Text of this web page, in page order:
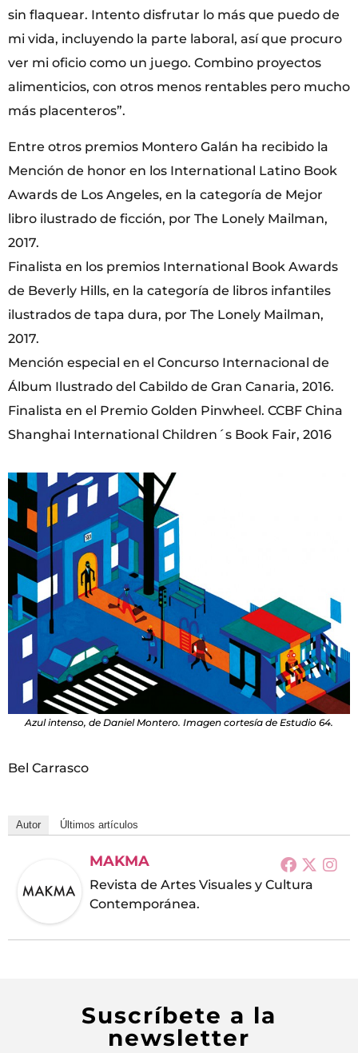
sin flaquear. Intento disfrutar lo más que puedo de
mi vida, incluyendo la parte laboral, así que procuro
ver mi oficio como un juego. Combino proyectos
alimenticios, con otros menos rentables pero mucho
más placenteros”.
Entre otros premios Montero Galán ha recibido la
Mención de honor en los International Latino Book
Awards de Los Angeles, en la categoría de Mejor
libro ilustrado de ficción, por The Lonely Mailman,
2017.
Finalista en los premios International Book Awards
de Beverly Hills, en la categoría de libros infantiles
ilustrados de tapa dura, por The Lonely Mailman,
2017.
Mención especial en el Concurso Internacional de
Álbum Ilustrado del Cabildo de Gran Canaria, 2016.
Finalista en el Premio Golden Pinwheel. CCBF China
Shanghai International Children´s Book Fair, 2016
Azul intenso, de Daniel Montero. Imagen cortesía de Estudio 64.
Bel Carrasco
Autor Últimos artículos
MAKMA
Revista de Artes Visuales y Cultura
Contemporánea.
Suscríbete a la
newsletter